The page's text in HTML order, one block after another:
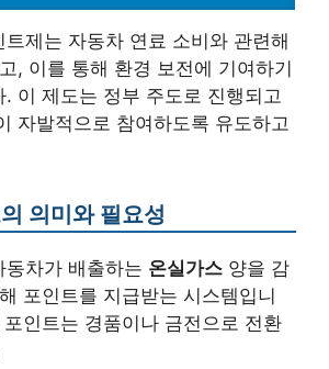
제는 자동차 연료 소비와 관련해
, 이를 통해 환경 보전에 기여하기
. 이 제도는 정부 주도로 진행되고
자발적으로 참여하도록 유도하고
의미와 필요성
차가 배출하는 온실가스 양을 감
포인트를 지급받는 시스템입니
인트는 경품이나 금전으로 전환